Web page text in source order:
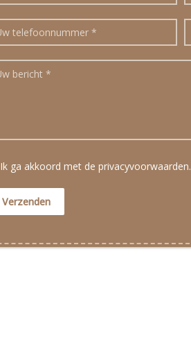
Ik ga akkoord met de privacyvoorwaarden.